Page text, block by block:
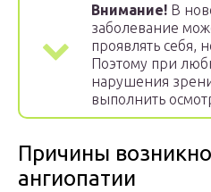
Внимание! В
заболевание
проявлять себя,
Поэтому при
нарушения
выполнить
Причины
ангиопатии